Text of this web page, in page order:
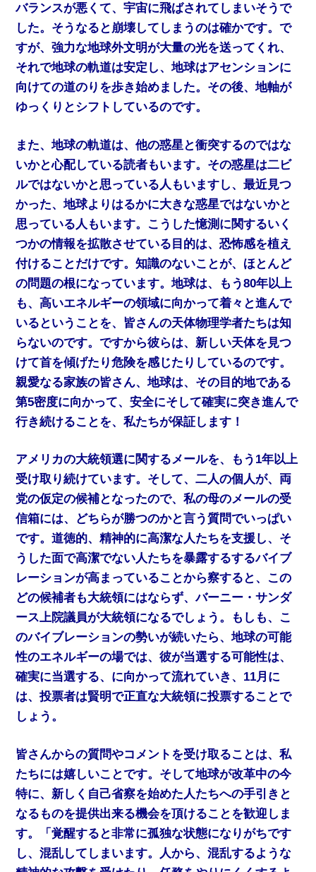
バランスが悪くて、宇宙に飛ばされてしまいそうで
した。そうなると崩壊してしまうのは確かです。で
すが、強力な地球外文明が大量の光を送ってくれ、
それで地球の軌道は安定し、地球はアセンションに
向けての道のりを歩き始めました。その後、地軸が
ゆっくりとシフトしているのです。
また、地球の軌道は、他の惑星と衝突するのではな
いかと心配している読者もいます。その惑星は二ビ
ルではないかと思っている人もいますし、最近見つ
かった、地球よりはるかに大きな惑星ではないかと
思っている人もいます。こうした憶測に関するいく
つかの情報を拡散させている目的は、恐怖感を植え
付けることだけです。知識のないことが、ほとんど
の問題の根になっています。地球は、もう80年以上
も、高いエネルギーの領域に向かって着々と進んで
いるということを、皆さんの天体物理学者たちは知
らないのです。ですから彼らは、新しい天体を見つ
けて首を傾げたり危険を感じたりしているのです。
親愛なる家族の皆さん、地球は、その目的地である
第5密度に向かって、安全にそして確実に突き進んで
行き続けることを、私たちが保証します！
アメリカの大統領選に関するメールを、もう1年以上
受け取り続けています。そして、二人の個人が、両
党の仮定の候補となったので、私の母のメールの受
信箱には、どちらが勝つのかと言う質問でいっぱい
です。道徳的、精神的に高潔な人たちを支援し、そ
うした面で高潔でない人たちを暴露するするバイブ
レーションが高まっていることから察すると、この
どの候補者も大統領にはならず、バーニー・サンダ
ース上院議員が大統領になるでしょう。もしも、こ
のバイブレーションの勢いが続いたら、地球の可能
性のエネルギーの場では、彼が当選する可能性は、
確実に当選する、に向かって流れていき、11月に
は、投票者は賢明で正直な大統領に投票することで
しょう。
皆さんからの質問やコメントを受け取ることは、私
たちには嬉しいことです。そして地球が改革中の今
特に、新しく自己省察を始めた人たちへの手引きと
なるものを提供出来る機会を頂けることを歓迎しま
す。「覚醒すると非常に孤独な状態になりがちです
し、混乱してしまいます。人から、混乱するような